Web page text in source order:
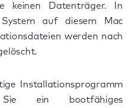
keinen Datenträger. In
auf diesem Mac
werden nach
Installationsprogramm
ein bootfähiges